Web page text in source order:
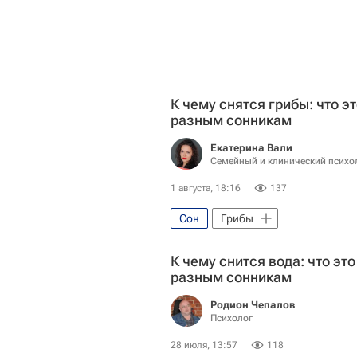
К чему снятся грибы: что
разным сонникам
Екатерина Вали
Семейный и клинический
1 августа, 18:16 137
Сон Грибы
К чему снится вода: что
разным сонникам
Родион Чепалов
Психолог
28 июля, 13:57 118